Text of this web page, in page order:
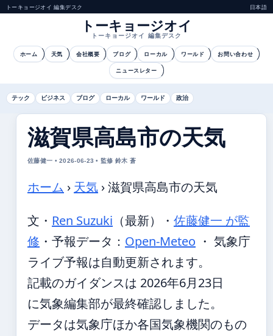
トーキョージオイ 編集デスク 日本語
トーキョージオイ
トーキョージオイ 編集デスク
ホーム 天気 会社概要 ブログ ローカル ワールド お問い合わせ
ニュースレター
テック ビジネス ブログ ローカル ワールド 政治
滋賀県高島市の天気
佐藤健一 • 2026-06-23 • 監修 鈴木 蒼
ホーム › 天気 ›滋賀県高島市の天気
文・ Ren Suzuki （最新） ・ 佐藤健一 が監
修 ・ 予報データ： Open-Meteo ・ 気象庁
ライブ予報は自動更新されます。
記載のガイダンスは 2026年6月23日
に気象編集部が最終確認しました。
データは気象庁ほか各国気象機関のもの